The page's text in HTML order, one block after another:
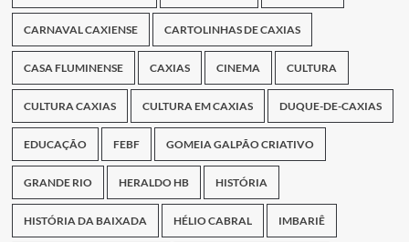
CARNAVAL CAXIENSE CARTOLINHAS DE CAXIAS
CASA FLUMINENSE CAXIAS CINEMA CULTURA
CULTURA CAXIAS CULTURA EM CAXIAS DUQUE-DE-CAXIAS
EDUCAÇÃO FEBF GOMEIA GALPÃO CRIATIVO
GRANDE RIO HERALDO HB HISTÓRIA
HISTÓRIA DA BAIXADA HÉLIO CABRAL IMBARIÊ